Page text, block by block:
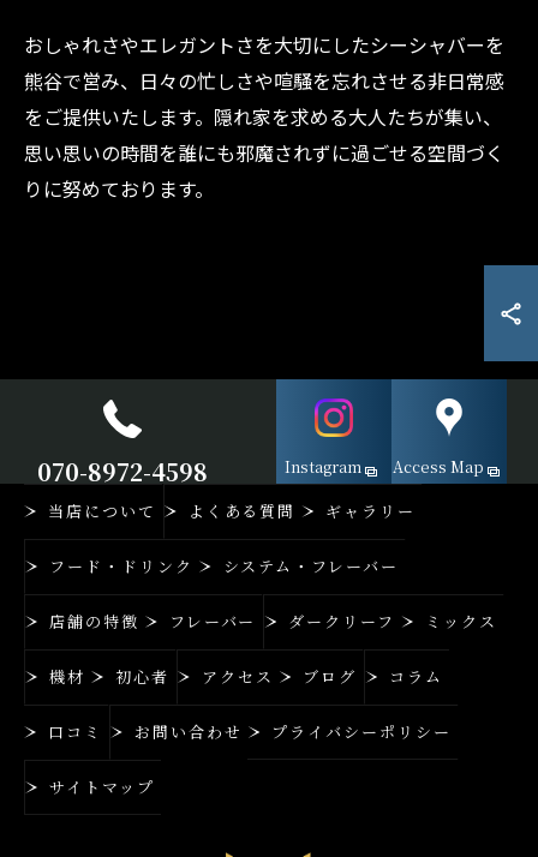
おしゃれさやエレガントさを大切にしたシーシャバーを
熊谷で営み、日々の忙しさや喧騒を忘れさせる非日常感
をご提供いたします。隠れ家を求める大人たちが集い、
思い思いの時間を誰にも邪魔されずに過ごせる空間づく
りに努めております。
070-8972-4598 Instagram
Access Map
当店について
よくある質問 ギャラリー
フード・ドリンク システム・フレーバー
店舗の特徴 フレーバー ダークリーフ ミックス
機材 初心者 アクセス ブログ コラム
口コミ お問い合わせ プライバシーポリシー
サイトマップ
お問い合わせはInstagramから